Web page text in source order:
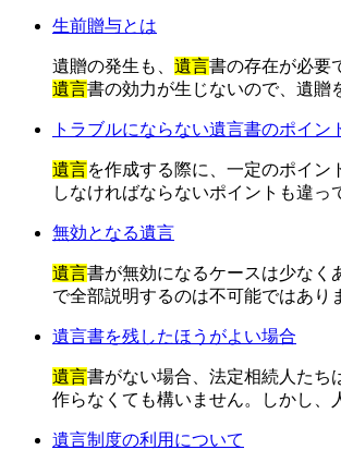
生前贈与とは
遺贈の発生も、 遺言書の存在が必要
遺言書の効力が生じないので、遺贈
トラブルにならない遺言書のポイン
遺言を作成する際に、一定のポイン
しなければならないポイントも違っ
無効となる遺言
遺言書が無効になるケースは少なく
で全部説明するのは不可能ではあ
遺言書を残したほうがよい場合
遺言書がない場合、法定相続人たち
作らなくても構いません。しかし、
遺言制度の利用について